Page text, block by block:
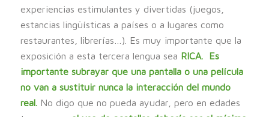
experiencias estimulantes y divertidas (juegos,
estancias lingüísticas a países o a lugares como
restaurantes, librerías…). Es muy importante que la
exposición a esta tercera lengua sea RICA. Es
importante subrayar que una pantalla o una película
no van a sustituir nunca la interacción del mundo
real. No digo que no pueda ayudar, pero en edades